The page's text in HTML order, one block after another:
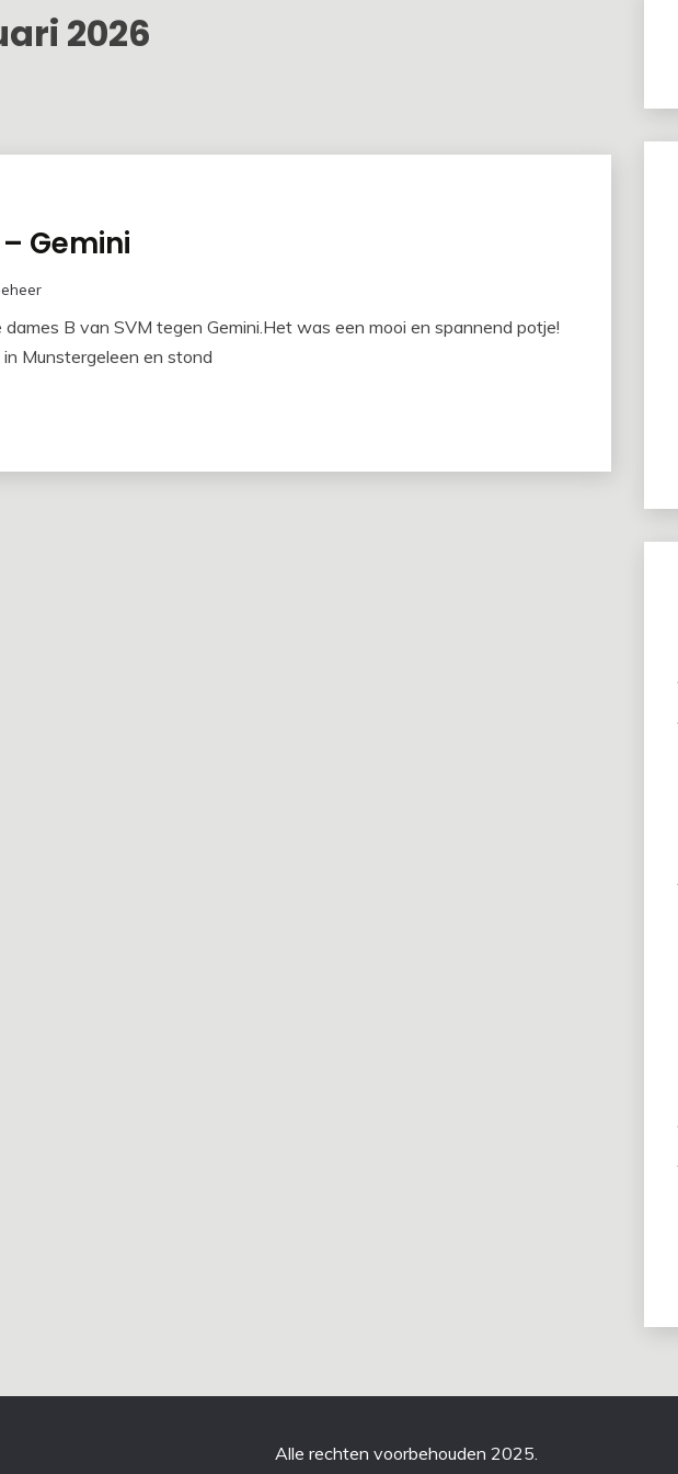
2026
Gemini
B van SVM tegen Gemini.Het was een mooi en spannend potje!
Munstergeleen en stond
Alle rechten voorbehouden 2025.